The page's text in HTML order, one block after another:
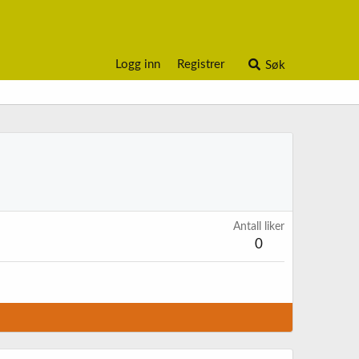
Logg inn Registrer Søk
Antall liker
0